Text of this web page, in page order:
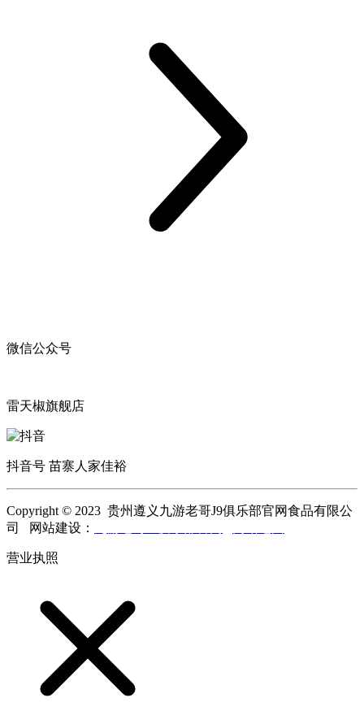
微信公众号
雷天椒旗舰店
抖音号 苗寨人家佳裕
Copyright © 2023 贵州遵义九游老哥J9俱乐部官网食品有限公
司 网站建设：
营业执照